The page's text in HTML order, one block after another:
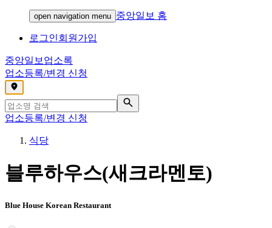
open navigation menu 중앙일보 홈
로그인회원가입
중앙일보 업소록
업소등록/변경 신청
,
업소등록/변경 신청
식당
블루하우스(새크라멘토)
Blue House Korean Restaurant